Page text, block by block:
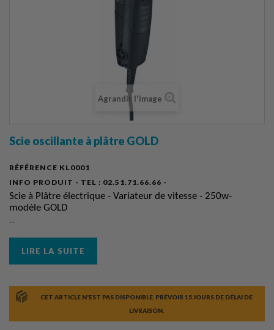
Agrandir l'image
Scie oscillante à plâtre GOLD
RÉFÉRENCE KL0001
INFO PRODUIT - TEL : 02.51.71.66.66 -
Scie à Plâtre électrique - Variateur de vitesse - 250w-
modèle GOLD
...
LIRE LA SUITE
CET ARTICLE N'EST PAS DISPONIBLE. PRÉVOIR 15 JOURS DE DÉLAI DE
LIVRAISON.